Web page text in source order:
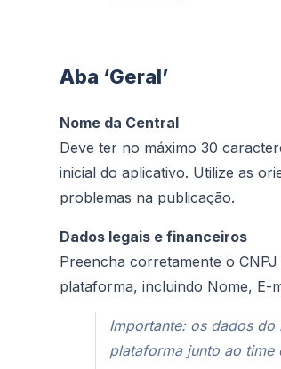
Aba ‘Geral’
Nome da Central
Deve ter no máximo 30
inicial do aplicativo. Utilize as
problemas na publicação.
Dados legais e financeiros
Preencha corretamente o
plataforma, incluindo Nome, E-
Importante: os dados do
plataforma junto ao time